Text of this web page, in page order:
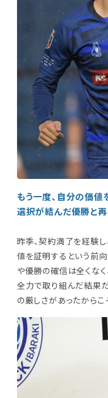
もう一度、自分の価値
選択が結んだ優勝と
昨季、契約満了を経験
値を証明するという前
や優勝の確信は全くな
全力で取り組んだ結果
の厳しさがあったからこ